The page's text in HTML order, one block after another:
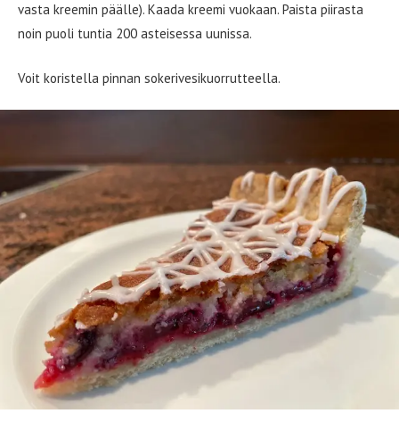
vasta kreemin päälle). Kaada kreemi vuokaan. Paista piirasta
noin puoli tuntia 200 asteisessa uunissa.
Voit koristella pinnan sokerivesikuorrutteella.